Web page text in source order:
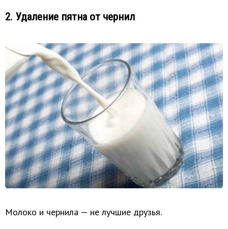
2. Удаление пятна от чернил
Молоко и чернила — не лучшие друзья.